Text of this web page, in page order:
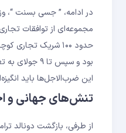
مجموعه‌ای از توافقات
این ضرب‌الاجل‌ها باید
تنش‌های جهانی و
از طرفی، بازگشت دونالد